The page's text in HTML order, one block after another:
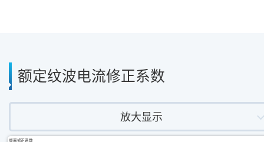
额定纹波电流修正系数
放大显示
频率修正系数